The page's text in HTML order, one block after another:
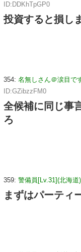
ID:DDKhTpGP0
投資すると損し
354: 名無しさん＠涙目で
ID:GZibzzFM0
全候補に同じ事
ろ
359: 警備員[Lv.31](北海道
まずはパーティ